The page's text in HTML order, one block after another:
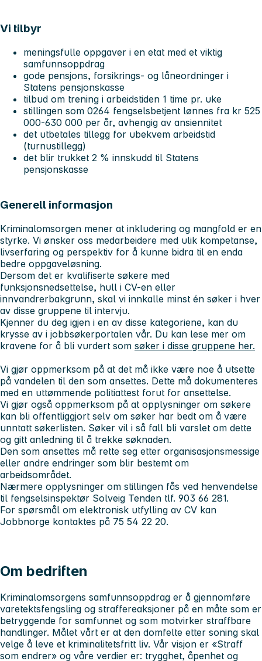
Vi tilbyr
meningsfulle oppgaver i en etat med et viktig
samfunnsoppdrag
gode pensjons, forsikrings- og låneordninger i
Statens pensjonskasse
tilbud om trening i arbeidstiden 1 time pr. uke
stillingen som 0264 fengselsbetjent lønnes fra kr 525
000-630 000 per år, avhengig av ansiennitet
det utbetales tillegg for ubekvem arbeidstid
(turnustillegg)
det blir trukket 2 % innskudd til Statens
pensjonskasse
Generell informasjon
Kriminalomsorgen mener at inkludering og mangfold er en
styrke. Vi ønsker oss medarbeidere med ulik kompetanse,
livserfaring og perspektiv for å kunne bidra til en enda
bedre oppgaveløsning.
Dersom det er kvalifiserte søkere med
funksjonsnedsettelse, hull i CV-en eller
innvandrerbakgrunn, skal vi innkalle minst én søker i hver
av disse gruppene til intervju.
Kjenner du deg igjen i en av disse kategoriene, kan du
krysse av i jobbsøkerportalen vår. Du kan lese mer om
kravene for å bli vurdert som søker i disse gruppene her.
Vi gjør oppmerksom på at det må ikke være noe å utsette
på vandelen til den som ansettes. Dette må dokumenteres
med en uttømmende politiattest forut for ansettelse.
Vi gjør også oppmerksom på at opplysninger om søkere
kan bli offentliggjort selv om søker har bedt om å være
unntatt søkerlisten. Søker vil i så fall bli varslet om dette
og gitt anledning til å trekke søknaden.
Den som ansettes må rette seg etter organisasjonsmessige
eller andre endringer som blir bestemt om
arbeidsområdet.
Nærmere opplysninger om stillingen fås ved henvendelse
til fengselsinspektør Solveig Tenden tlf. 903 66 281.
For spørsmål om elektronisk utfylling av CV kan
Jobbnorge kontaktes på 75 54 22 20.
Om bedriften
Kriminalomsorgens samfunnsoppdrag er å gjennomføre
varetektsfengsling og straffereaksjoner på en måte som er
betryggende for samfunnet og som motvirker straffbare
handlinger. Målet vårt er at den domfelte etter soning skal
velge å leve et kriminalitetsfritt liv. Vår visjon er «Straff
som endrer» og våre verdier er: trygghet, åpenhet og